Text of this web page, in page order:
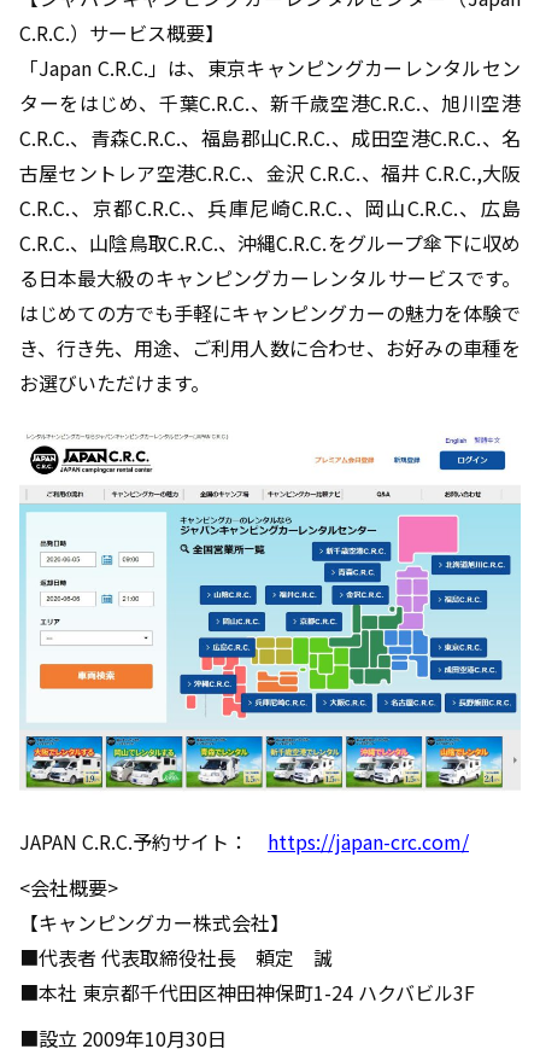
C.R.C.）サービス概要】
「Japan C.R.C.」は、東京キャンピングカーレンタルセン
ターをはじめ、千葉C.R.C.、新千歳空港C.R.C.、旭川空港
C.R.C.、青森C.R.C.、福島郡山C.R.C.、成田空港C.R.C.、名
古屋セントレア空港C.R.C.、金沢 C.R.C.、福井 C.R.C.,大阪
C.R.C.、京都C.R.C.、兵庫尼崎C.R.C.、岡山C.R.C.、広島
C.R.C.、山陰鳥取C.R.C.、沖縄C.R.C.をグループ傘下に収め
る日本最大級のキャンピングカーレンタルサービスです。
はじめての方でも手軽にキャンピングカーの魅力を体験で
き、行き先、用途、ご利用人数に合わせ、お好みの車種を
お選びいただけます。
JAPAN C.R.C.予約サイト： https://japan-crc.com/
<会社概要>
【キャンピングカー株式会社】
■代表者 代表取締役社長 頼定 誠
■本社 東京都千代田区神田神保町1-24 ハクバビル3F
■設立 2009年10月30日